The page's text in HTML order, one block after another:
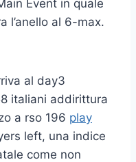
Event in quale
l’anello al 6-max.
al day3
italiani addirittura
a rso 196 play
left, una indice
come non